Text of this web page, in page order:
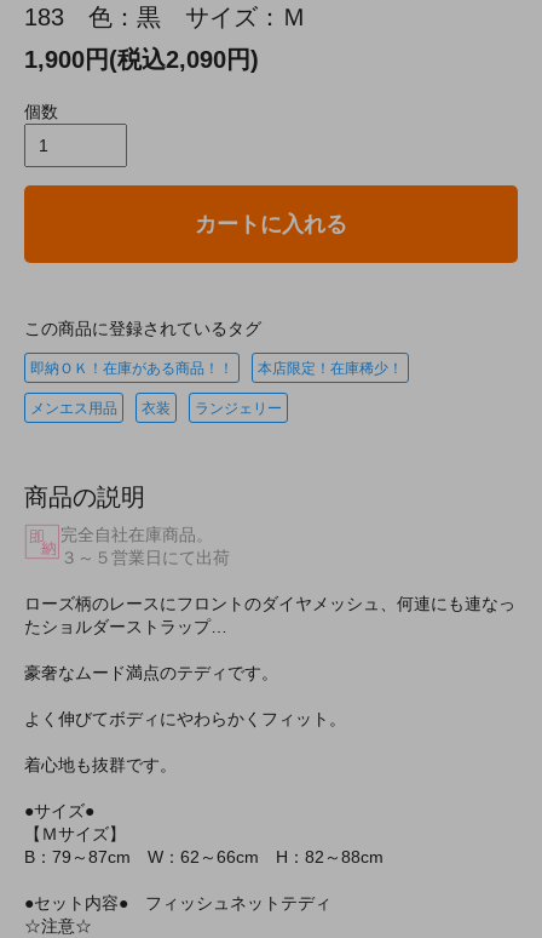
183 色：黒 サイズ：Ｍ
1,900円(税込2,090円)
個数
カートに入れる
この商品に登録されているタグ
即納ＯＫ！在庫がある商品！！ 本店限定！在庫稀少！
メンエス用品 衣装 ランジェリー
商品の説明
完全自社在庫商品。
３～５営業日にて出荷
ローズ柄のレースにフロントのダイヤメッシュ、何連にも連なっ
たショルダーストラップ…
豪奢なムード満点のテディです。
よく伸びてボディにやわらかくフィット。
着心地も抜群です。
●サイズ●
【Ｍサイズ】
B：79～87cm W：62～66cm H：82～88cm
●セット内容● フィッシュネットテディ
☆注意☆